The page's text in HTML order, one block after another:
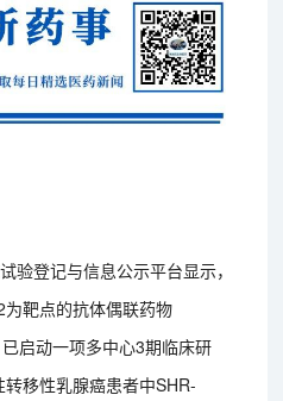
验登记与信息公示平台显示，
靶点的抗体偶联药物
启动一项多中心3期临床研
移性乳腺癌患者中SHR-